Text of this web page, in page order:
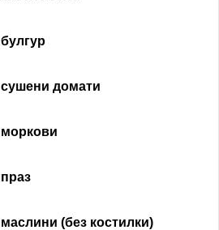
булгур
сушени домати
моркови
праз
маслини (без костилки)